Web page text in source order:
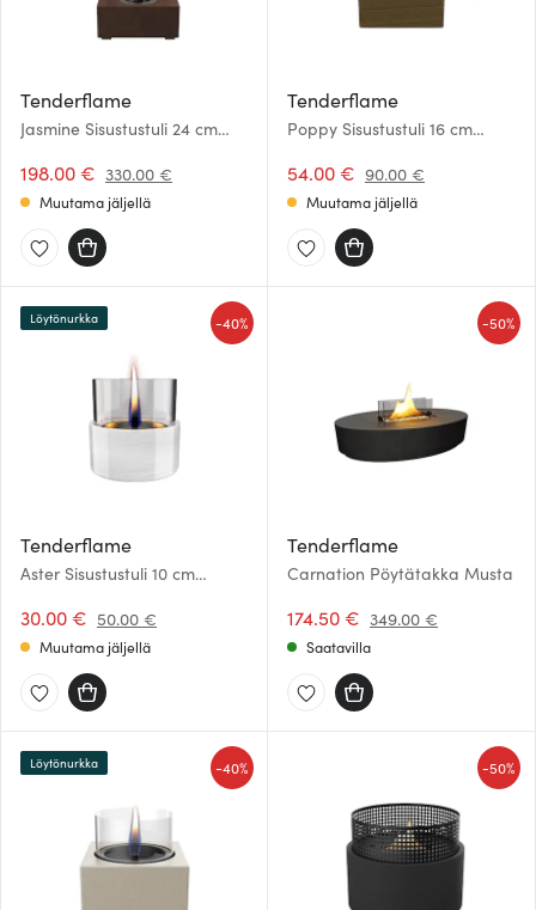
Tenderflame
Jasmine Sisustustuli 24 cm
198.00 € 330.00 €
Muutama jäljellä
Tenderflame
Poppy Sisustustuli 16 cm
54.00 € 90.00 €
Muutama jäljellä
Tenderflame
Aster Sisustustuli 10 cm
30.00 € 50.00 €
-40%
Löytönurkka
Muutama jäljellä
Tenderflame
Carnation Pöytätakka Musta
174.50 € 349.00 €
-50%
Saatavilla
-40%
Löytönurkka -50%